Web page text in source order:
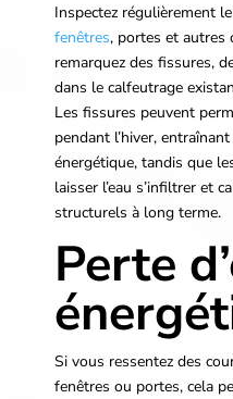
Inspectez régulièrement
fenêtres, portes et autres
remarquez des fissures,
dans le calfeutrage
Les fissures peuvent
pendant l’hiver,
énergétique, tandis que
laisser l’eau s’infiltrer et
structurels à long terme.
Perte
Si vous ressentez des
fenêtres ou portes, cela